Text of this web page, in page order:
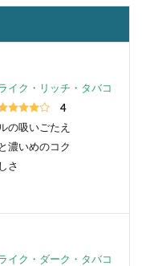
イク・リッチ・タバコ
4
の吸いごたえ
濃いめのコク
さ
イク・ダーク・タバコ